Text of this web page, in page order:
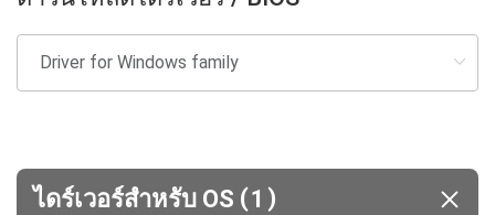
ไดร์เวอร์สำหรับ OS (1 )